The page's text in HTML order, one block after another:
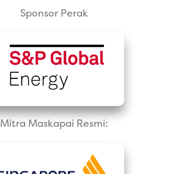
Sponsor Perak
Mitra Maskapai Resmi: